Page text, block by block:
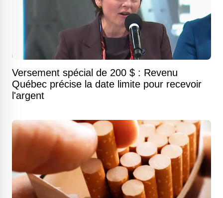
Versement spécial de 200 $ : Revenu
Québec précise la date limite pour recevoir
l'argent